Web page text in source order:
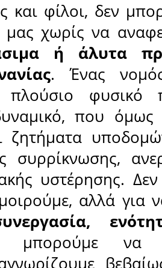
και φίλοι, δεν
μας χωρίς να
ή άλυτα
. Ένας
πλούσιο φυσικό
που όμως
ζητήματα
συρρίκνωσης,
υστέρησης.
αλλά για
μπορούμε να